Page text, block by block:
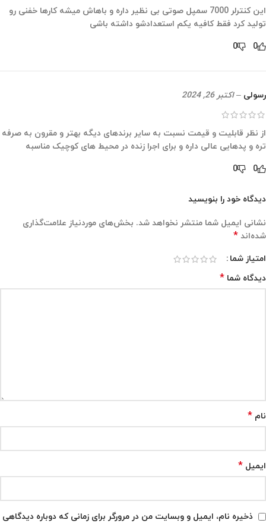
این کنترلر 7000 سمپل صوتی بی نظیر داره و باهاش میشه کارها خفنی رو
تولید کرد فقط کافیه یکم استعدادشو داشته باشی
0
0
رسولی – اکتبر 26, 2024
از نظر قابلیت و قیمت نسبت به سایر برندهای دیگه بهتر و مقرون به صرفه
تره و پدهایی عالی داره و برای اجرا زنده در محیط های کوچیک مناسبه
0
0
دیدگاه خود را بنویسید
نشانی ایمیل شما منتشر نخواهد شد. بخش‌های موردنیاز علامت‌گذاری
شده‌اند *
امتیاز شما
دیدگاه شما *
نام *
ایمیل *
ذخیره نام، ایمیل و وبسایت من در مرورگر برای زمانی که دوباره دیدگاهی